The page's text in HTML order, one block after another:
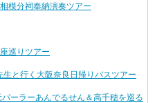
模分祠奉納演奏ツアー
巡りツアー
と行く大阪奈良日帰りバスツアー
ーラーあんでるせん＆高千穂を巡る